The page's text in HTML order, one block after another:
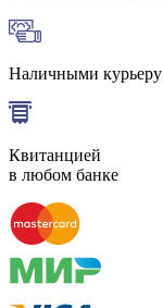
Наличными курьеру
Квитанцией
в любом банке